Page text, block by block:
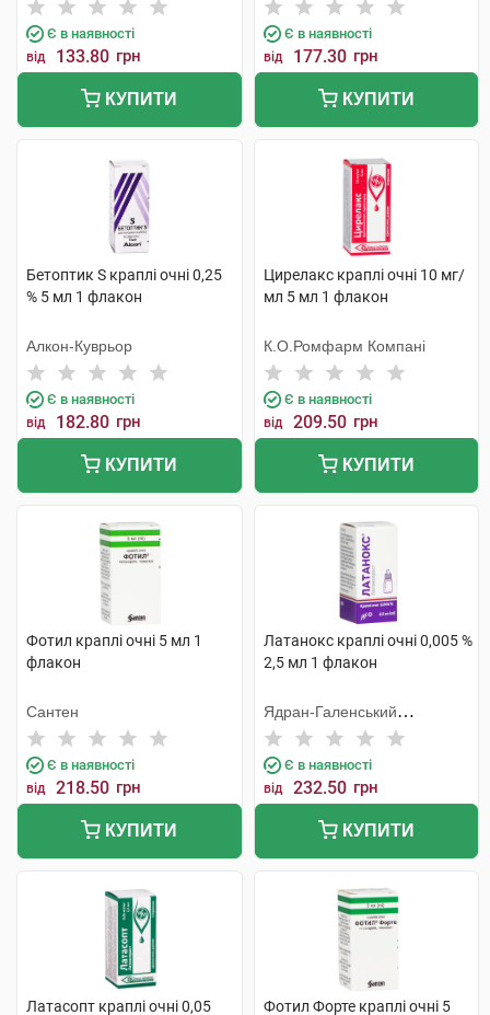
Є в наявності
від 133.80 грн
КУПИТИ
Є в наявності
від 177.30 грн
КУПИТИ
Бетоптик S краплі очні 0,25
% 5 мл 1 флакон
Алкон-Куврьор
Є в наявності
від 182.80 грн
КУПИТИ
Цирелакс краплі очні 10 мг/
мл 5 мл 1 флакон
К.О.Ромфарм Компані
Є в наявності
від 209.50 грн
КУПИТИ
Фотил краплі очні 5 мл 1
флакон
Сантен
Є в наявності
від 218.50 грн
КУПИТИ
Латанокс краплі очні 0,005 %
2,5 мл 1 флакон
Ядран-Галенський
Лабораторій
Є в наявності
від 232.50 грн
КУПИТИ
Латасопт краплі очні 0,05 Фотил Форте краплі очні 5